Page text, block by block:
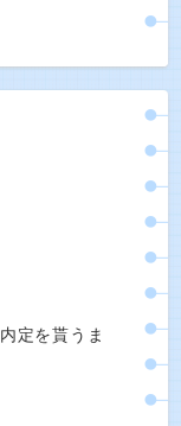
定を貰うま